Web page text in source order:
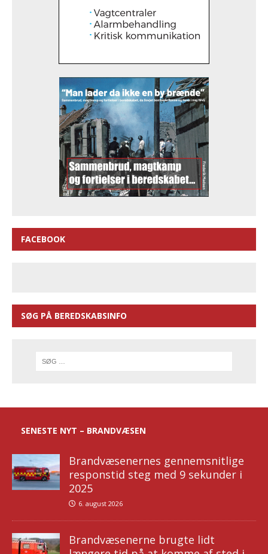
FACEBOOK
SØG PÅ BEREDSKABSINFO
SENESTE NYT – BRANDVÆSEN
Brandvæsenernes gennemsnitlige
responstid steg med 9 sekunder i
2025
6. august 2026
Brandvæsenerne brugte lidt